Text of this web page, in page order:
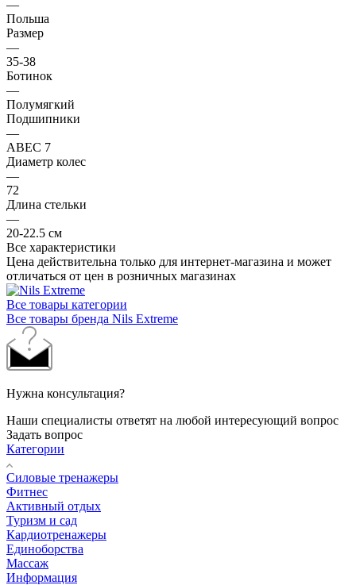
—
Польша
Размер
—
35-38
Ботинок
—
Полумягкий
Подшипники
—
ABEC 7
Диаметр колес
—
72
Длина стельки
—
20-22.5 см
Все характеристики
Цена действительна только для интернет-магазина и может
отличаться от цен в розничных магазинах
Все товары категории
Все товары бренда Nils Extreme
Нужна консультация?
Наши специалисты ответят на любой интересующий вопрос
Задать вопрос
Категории
Силовые тренажеры
Фитнес
Активный отдых
Туризм и сад
Кардиотренажеры
Единоборства
Массаж
Информация